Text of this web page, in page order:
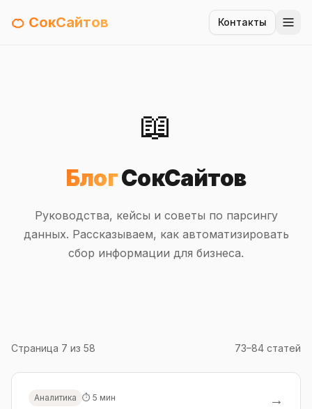
🍊 СокСайтов Контакты
📖
БлогСокСайтов
Руководства, кейсы и советы по парсингу
данных. Рассказываем, как автоматизировать
сбор информации для бизнеса.
Страница 7 из 58 73–84 статей
Аналитика ⏱ 5 мин →